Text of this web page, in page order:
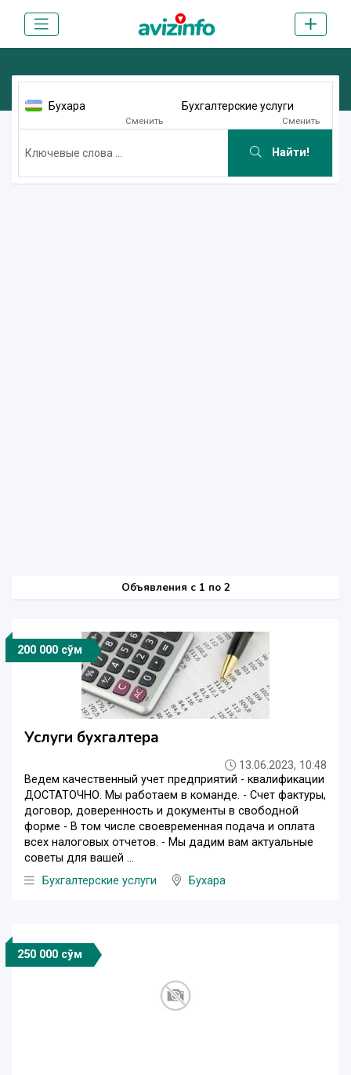
Бухара
Сменить
Бухгалтерские услуги
Сменить
Найти!
Объявления c 1 по 2
200 000 сўм
Услуги бухгалтера
13.06.2023, 10:48
Ведем качественный учет предприятий - квалификации
ДОСТАТОЧНО. Мы работаем в команде. - Счет фактуры,
договор, доверенность и документы в свободной
форме - В том числе своевременная подача и оплата
всех налоговых отчетов. - Мы дадим вам актуальные
советы для вашей ...
Бухгалтерские услуги
Бухара
250 000 сўм